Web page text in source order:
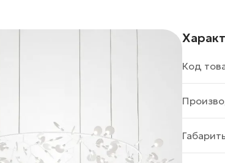
Код